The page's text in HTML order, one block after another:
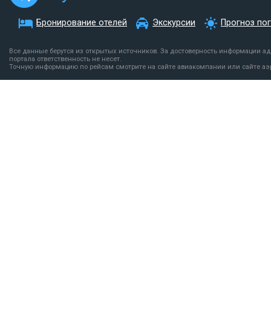
Бронирование отелей Экскурсии Прогноз
Все данные берутся из открытых источников. За достоверность информации
портала ответственность не несет.
Точную информацию по рейсам смотрите на сайте авиакомпании или сайте